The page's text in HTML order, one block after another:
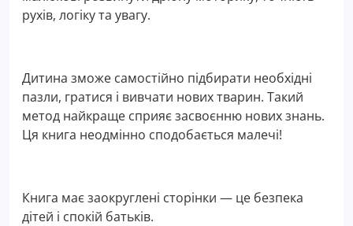
рухів, логіку та увагу.
Дитина зможе самостійно підбирати необхідні
пазли, гратися і вивчати нових тварин. Такий
метод найкраще сприяє засвоєнню нових знань.
Ця книга неодмінно сподобається малечі!
Книга має заокруглені сторінки — це безпека
дітей і спокій батьків.